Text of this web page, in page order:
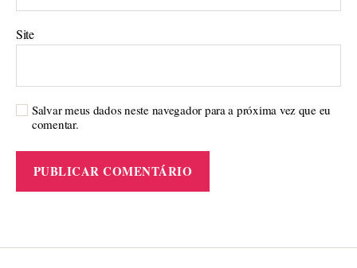
Site
Salvar meus dados neste navegador para a próxima vez que eu
comentar.